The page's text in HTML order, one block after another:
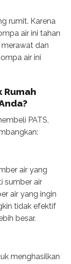
rumit. Karena
air ini tahan
merawat dan
air ini
Rumah
PATS,
air yang
sumber air
air yang ingin
tidak efektif
besar.
menghasilkan